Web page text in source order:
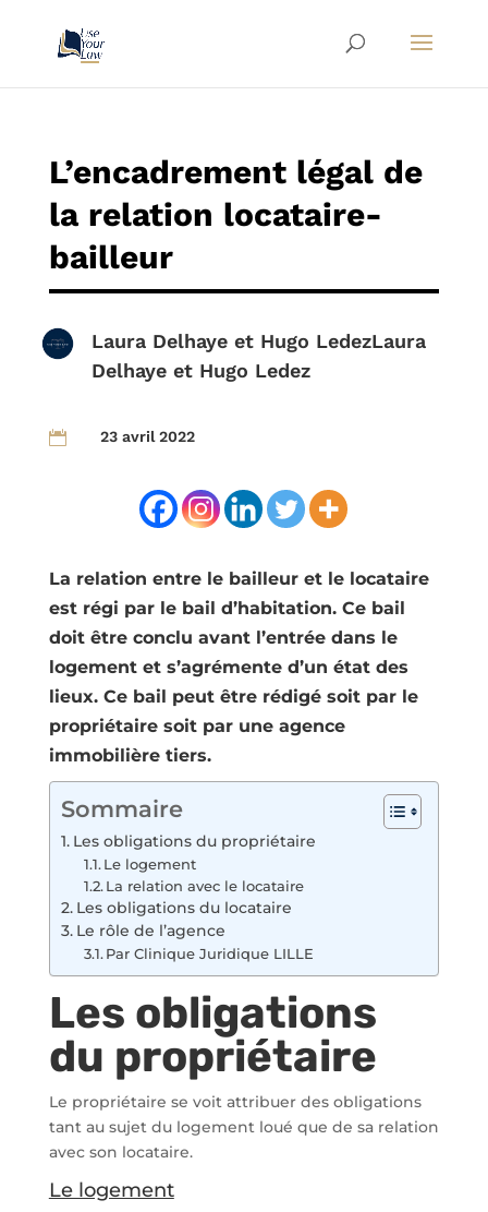
L’encadrement légal de
la relation locataire-
bailleur
Laura Delhayeet Hugo LedezLaura
Delhayeet Hugo Ledez
 23 avril 2022
La relation entre le bailleur et le locataire
est régi par le bail d’habitation. Ce bail
doit être conclu avant l’entrée dans le
logement et s’agrémente d’un état des
lieux. Ce bail peut être rédigé soit par le
propriétaire soit par une agence
immobilière tiers.
Sommaire
Les obligations du propriétaire
Le logement
La relation avec le locataire
Les obligations du locataire
Le rôle de l’agence
Par Clinique Juridique LILLE
Les obligations
du propriétaire
Le propriétaire se voit attribuer des obligations
tant au sujet du logement loué que de sa relation
avec son locataire.
Le logement